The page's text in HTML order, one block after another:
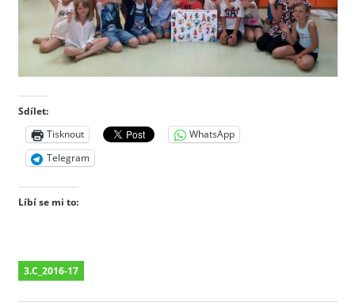
Sdílet:
Tisknout
WhatsApp
Telegram
Líbí se mi to:
3.C_2016-17